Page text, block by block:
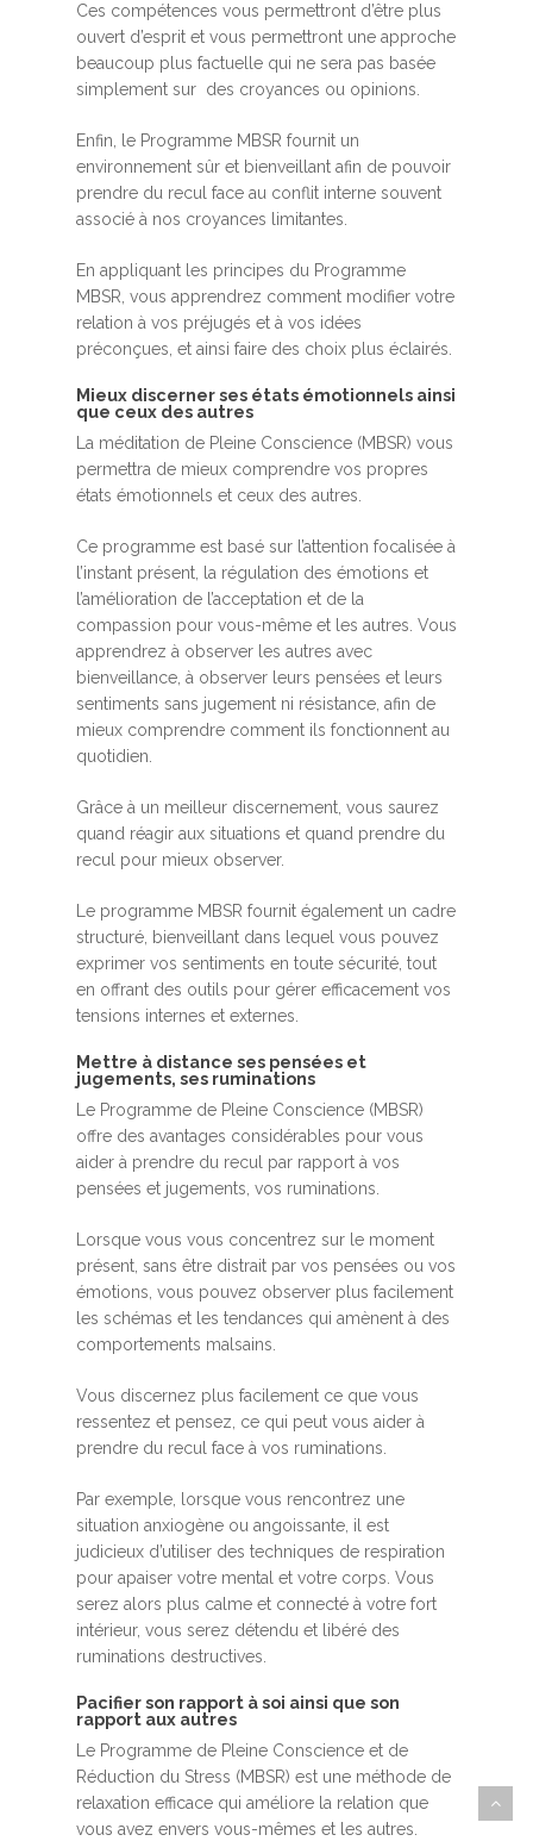
Ces compétences vous permettront d’être plus
ouvert d’esprit et vous permettront une approche
beaucoup plus factuelle qui ne sera pas basée
simplement sur des croyances ou opinions.
Enfin, le Programme MBSR fournit un
environnement sûr et bienveillant afin de pouvoir
prendre du recul face au conflit interne souvent
associé à nos croyances limitantes.
En appliquant les principes du Programme
MBSR, vous apprendrez comment modifier votre
relation à vos préjugés et à vos idées
préconçues, et ainsi faire des choix plus éclairés.
Mieux discerner ses états émotionnels ainsi
que ceux des autres
La méditation de Pleine Conscience (MBSR) vous
permettra de mieux comprendre vos propres
états émotionnels et ceux des autres.
Ce programme est basé sur l’attention focalisée à
l’instant présent, la régulation des émotions et
l’amélioration de l’acceptation et de la
compassion pour vous-même et les autres. Vous
apprendrez à observer les autres avec
bienveillance, à observer leurs pensées et leurs
sentiments sans jugement ni résistance, afin de
mieux comprendre comment ils fonctionnent au
quotidien.
Grâce à un meilleur discernement, vous saurez
quand réagir aux situations et quand prendre du
recul pour mieux observer.
Le programme MBSR fournit également un cadre
structuré, bienveillant dans lequel vous pouvez
exprimer vos sentiments en toute sécurité, tout
en offrant des outils pour gérer efficacement vos
tensions internes et externes.
Mettre à distance ses pensées et
jugements, ses ruminations
Le Programme de Pleine Conscience (MBSR)
offre des avantages considérables pour vous
aider à prendre du recul par rapport à vos
pensées et jugements, vos ruminations.
Lorsque vous vous concentrez sur le moment
présent, sans être distrait par vos pensées ou vos
émotions, vous pouvez observer plus facilement
les schémas et les tendances qui amènent à des
comportements malsains.
Vous discernez plus facilement ce que vous
ressentez et pensez, ce qui peut vous aider à
prendre du recul face à vos ruminations.
Par exemple, lorsque vous rencontrez une
situation anxiogène ou angoissante, il est
judicieux d’utiliser des techniques de respiration
pour apaiser votre mental et votre corps. Vous
serez alors plus calme et connecté à votre fort
intérieur, vous serez détendu et libéré des
ruminations destructives.
Pacifier son rapport à soi ainsi que son
rapport aux autres
Le Programme de Pleine Conscience et de
Réduction du Stress (MBSR) est une méthode de
relaxation efficace qui améliore la relation que
vous avez envers vous-mêmes et les autres.